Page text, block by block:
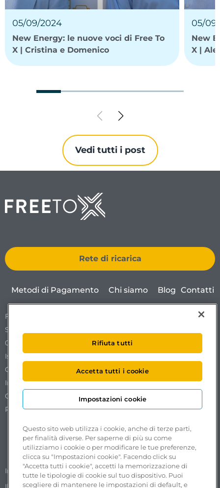
05/09/2024
New Energy: le nuove voci di Free To
X | Cristina e Domenico
05/
New
X |
Vedi tutti i post
Rete di ricarica
Metodi di Pagamento Chi siamo Blog Contatti
Free To X – Mobilize S.p.A.
Sede Legale Via Ostiense 72 edificio 31
00154 Roma
Iscrizione al REA n. RM1761519.
Codice Fiscale. Partita IVA e iscrizione al Registro delle
Imprese di Roma n. 18102051002.
Capitale sociale €50.000,00 interamente versato.
Pec:
freetox-mobilize@pec.mobilize.freeto-x.it
Impostazioni cookieSegnalazioni accessibilità
Questo sito web utilizza i cookie, anche di terze parti,
per finalità diverse. Per saperne di più su come
utilizziamo i cookie o per modificare le tue preferenze,
clicca su "Impostazioni cookie". Facendo click su
"Accetta tutti i cookie", accetti la memorizzazione di
tutte le tipologie di cookie sul tuo dispositivo. Puoi
scegliere di mantenere le impostazioni di default, e
Rifiuta tutti
Accetta tutti i cookie
Impostazioni cookie